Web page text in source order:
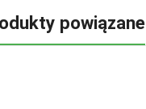
powiązane